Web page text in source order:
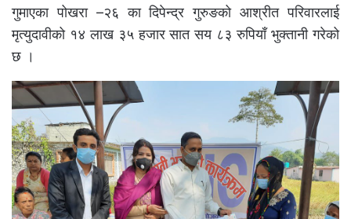
गुमाएका पोखरा –२६ का दिपेन्द्र गुरुङको आश्रीत परिवारलाई
मृत्युदावीको १४ लाख ३५ हजार सात सय ८३ रुपियाँ भुक्तानी गरेको
छ ।